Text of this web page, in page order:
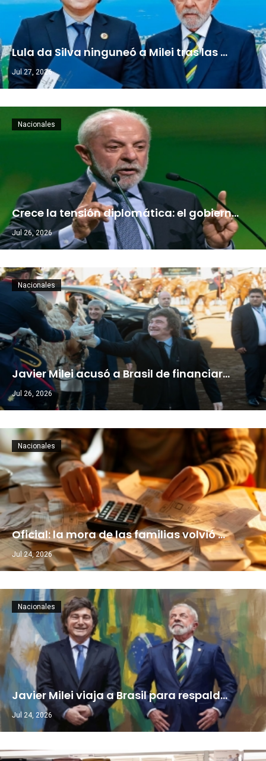
Lula da Silva ninguneó a Milei tras las …
Jul 27, 2026
Crece la tensión diplomática: el gobiern…
Jul 26, 2026
Nacionales
Javier Milei acusó a Brasil de financiar…
Jul 26, 2026
Nacionales
Oficial: la mora de las familias volvió …
Jul 24, 2026
Nacionales
Javier Milei viaja a Brasil para respald…
Jul 24, 2026
Nacionales